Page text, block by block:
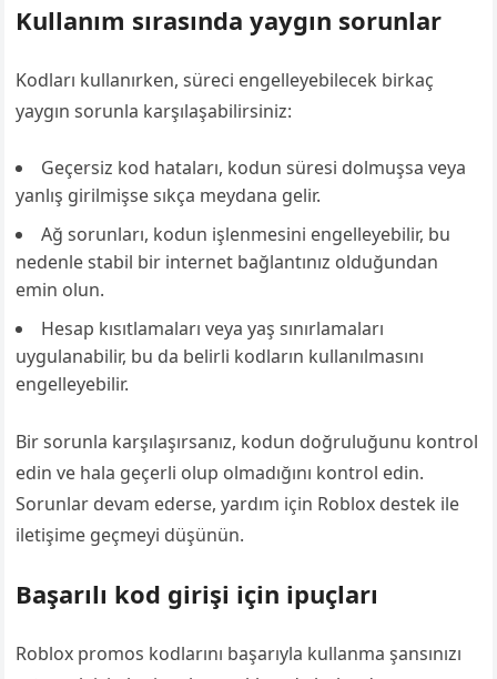
Kullanım sırasında yaygın sorunlar
Kodları kullanırken, süreci engelleyebilecek birkaç
yaygın sorunla karşılaşabilirsiniz:
Geçersiz kod hataları, kodun süresi dolmuşsa veya
yanlış girilmişse sıkça meydana gelir.
Ağ sorunları, kodun işlenmesini engelleyebilir, bu
nedenle stabil bir internet bağlantınız olduğundan
emin olun.
Hesap kısıtlamaları veya yaş sınırlamaları
uygulanabilir, bu da belirli kodların kullanılmasını
engelleyebilir.
Bir sorunla karşılaşırsanız, kodun doğruluğunu kontrol
edin ve hala geçerli olup olmadığını kontrol edin.
Sorunlar devam ederse, yardım için Roblox destek ile
iletişime geçmeyi düşünün.
Başarılı kod girişi için ipuçları
Roblox promos kodlarını başarıyla kullanma şansınızı